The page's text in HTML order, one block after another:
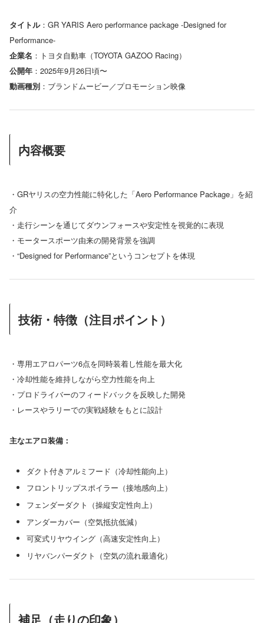
タイトル：GR YARIS Aero performance package -Designed for
Performance-
企業名 ：トヨタ自動車（TOYOTA GAZOO Racing）
公開年 ：2025年9月26日頃〜
動画種別 ：ブランドムービー／プロモーション映像
内容概要
・GRヤリスの空力性能に特化した「Aero Performance Package」を紹
介
・走行シーンを通じてダウンフォースや安定性を視覚的に表現
・モータースポーツ由来の開発背景を強調
・“Designed for Performance”というコンセプトを体現
技術・特徴（注目ポイント）
・専用エアロパーツ6点を同時装着し性能を最大化
・冷却性能を維持しながら空力性能を向上
・プロドライバーのフィードバックを反映した開発
・レースやラリーでの実戦経験をもとに設計
主なエアロ装備：
ダクト付きアルミフード（冷却性能向上）
フロントリップスポイラー（接地感向上）
フェンダーダクト（操縦安定性向上）
アンダーカバー（空気抵抗低減）
可変式リヤウイング（高速安定性向上）
リヤバンパーダクト（空気の流れ最適化）
補足（走りの印象）